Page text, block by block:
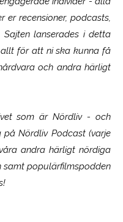
er recensioner, podcasts,
lanserades i detta
för att ni ska kunna få
och andra härligt
som ärNördliv- och
Nördliv Podcast (varje
andra härligt nördiga
samt populärfilmspodden